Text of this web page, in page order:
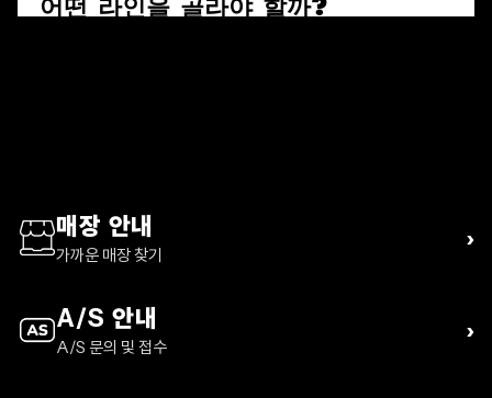
매장 안내
가까운 매장 찾기
›
A/S 안내
A/S 문의 및 접수
›